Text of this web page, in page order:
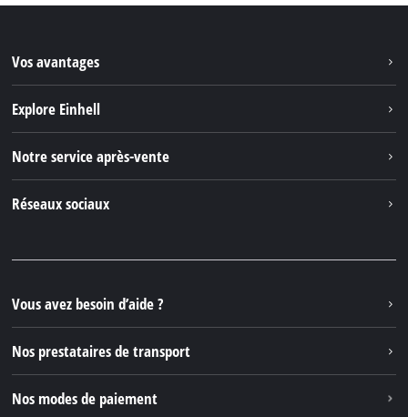
Vos avantages
Explore Einhell
Einhell Germany AG
Notre service après-vente
Réseaux sociaux
Instagram
TikTok
Pinterest
Vous avez besoin d’aide ?
Nos prestataires de transport
Nos modes de paiement